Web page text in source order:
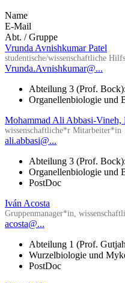
Name
E-Mail
Abt. / Gruppe
Vrunda Avnishkumar Patel
studentische/wissenschaftliche
Vrunda.Avnishkumar@...
Abteilung 3 (Prof.
Organellenbiologie und
Mohammad Ali Abbasi-Vineh,
wissenschaftliche*r Mitarbeiter*in
ali.abbasi@...
Abteilung 3 (Prof.
Organellenbiologie und
PostDoc
Iván Acosta
Gruppenmanager*in,
acosta@...
Abteilung 1 (Prof.
Wurzelbiologie und
PostDoc